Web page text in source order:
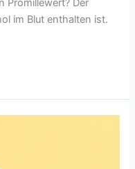
im Blut enthalten ist.